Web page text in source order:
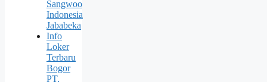
Sangwoo
Indonesia
Jababeka
Info
Loker
Terbaru
Bogor
PT.